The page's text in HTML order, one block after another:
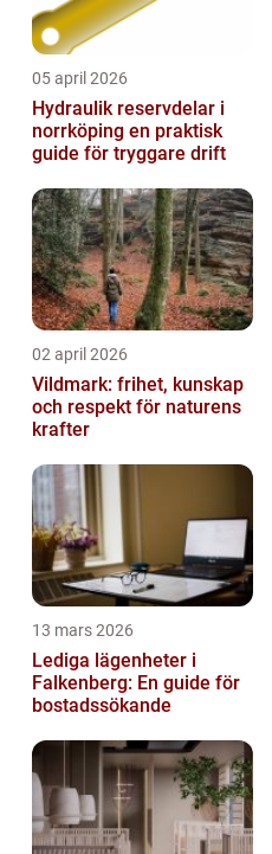
05 april 2026
Hydraulik reservdelar i
norrköping en praktisk
guide för tryggare drift
02 april 2026
Vildmark: frihet, kunskap
och respekt för naturens
krafter
13 mars 2026
Lediga lägenheter i
Falkenberg: En guide för
bostadssökande